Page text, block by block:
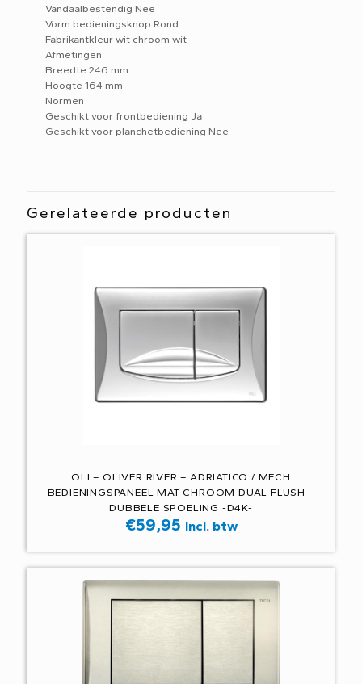
Vandaalbestendig Nee
Vorm bedieningsknop Rond
Fabrikantkleur wit chroom wit
Afmetingen
Breedte 246 mm
Hoogte 164 mm
Normen
Geschikt voor frontbediening Ja
Geschikt voor planchetbediening Nee
Gerelateerde producten
OLI – OLIVER RIVER – ADRIATICO / MECH
BEDIENINGSPANEEL MAT CHROOM DUAL FLUSH –
DUBBELE SPOELING -D4K-
€59,95 Incl. btw